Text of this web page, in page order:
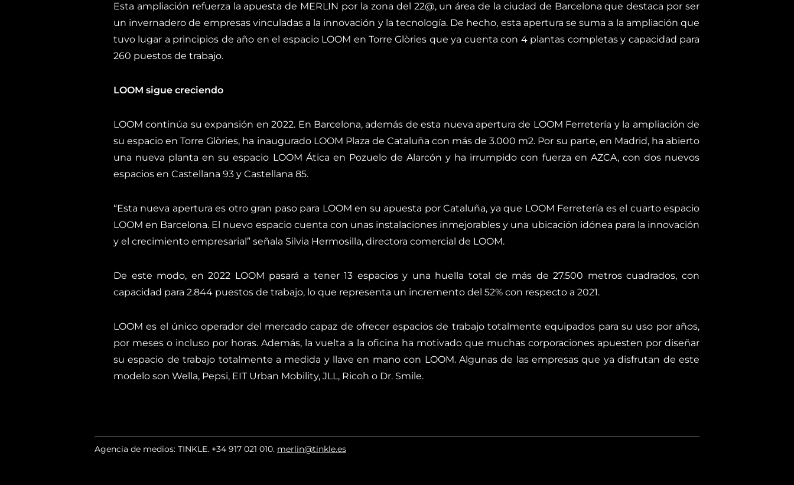
Esta ampliación refuerza la apuesta de MERLIN por la zona del 22@, un área de la ciudad de Barcelona que destaca por ser
un invernadero de empresas vinculadas a la innovación y la tecnología. De hecho, esta apertura se suma a la ampliación que
tuvo lugar a principios de año en el espacio LOOM en Torre Glòries que ya cuenta con 4 plantas completas y capacidad para
260 puestos de trabajo.
LOOM sigue creciendo
LOOM continúa su expansión en 2022. En Barcelona, además de esta nueva apertura de LOOM Ferretería y la ampliación de
su espacio en Torre Glòries, ha inaugurado LOOM Plaza de Cataluña con más de 3.000 m2. Por su parte, en Madrid, ha abierto
una nueva planta en su espacio LOOM Ática en Pozuelo de Alarcón y ha irrumpido con fuerza en AZCA, con dos nuevos
espacios en Castellana 93 y Castellana 85.
“Esta nueva apertura es otro gran paso para LOOM en su apuesta por Cataluña, ya que LOOM Ferretería es el cuarto espacio
LOOM en Barcelona. El nuevo espacio cuenta con unas instalaciones inmejorables y una ubicación idónea para la innovación
y el crecimiento empresarial” señala Silvia Hermosilla, directora comercial de LOOM.
De este modo, en 2022 LOOM pasará a tener 13 espacios y una huella total de más de 27.500 metros cuadrados, con
capacidad para 2.844 puestos de trabajo, lo que representa un incremento del 52% con respecto a 2021.
LOOM es el único operador del mercado capaz de ofrecer espacios de trabajo totalmente equipados para su uso por años,
por meses o incluso por horas. Además, la vuelta a la oficina ha motivado que muchas corporaciones apuesten por diseñar
su espacio de trabajo totalmente a medida y llave en mano con LOOM. Algunas de las empresas que ya disfrutan de este
modelo son Wella, Pepsi, EIT Urban Mobility, JLL, Ricoh o Dr. Smile.
Agencia de medios: TINKLE. +34 917 021 010. merlin@tinkle.es